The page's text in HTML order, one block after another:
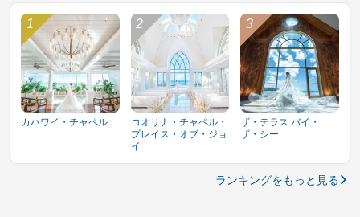
カハワイ・チャペル
コオリナ・チャペル・
プレイス・オブ・ジョ
イ
ザ・テラス バイ・
ザ・シー
ランキングをもっと見る